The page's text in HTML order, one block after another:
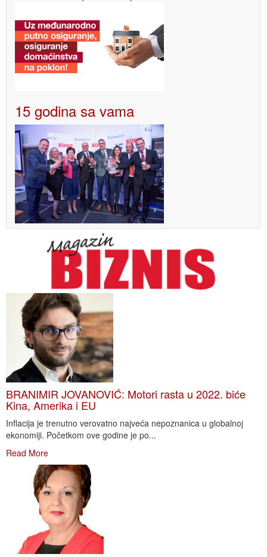
15 godina sa vama
BRANIMIR JOVANOVIĆ: Motori rasta u 2022. biće
Kina, Amerika i EU
Inflacija je trenutno verovatno najveća nepoznanica u globalnoj
ekonomiji. Početkom ove godine je po...
Read More